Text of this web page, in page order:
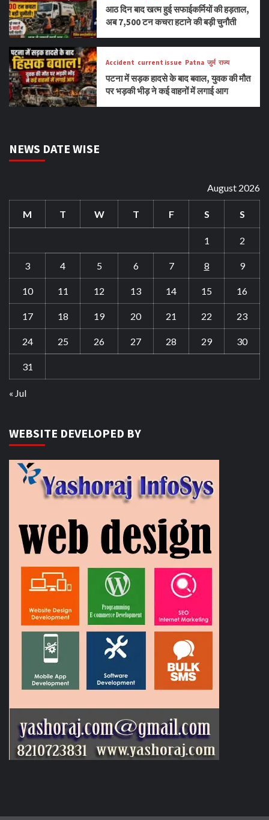
आठ दिन बाद खत्म हुई सफाईकर्मियों की हड़ताल,
अब 7,500 टन कचरा हटाने की बड़ी चुनौती
Accident current issue Patna जुर्म राज्य
पटना में सड़क हादसे के बाद बवाल, युवक की मौत
पर भड़की भीड़ ने कई वाहनों में लगाई आग
NEWS DATE WISE
August 2026
M T W T F S S
1 2
3 4 5 6 7 8 9
10 11 12 13 14 15 16
17 18 19 20 21 22 23
24 25 26 27 28 29 30
31
« Jul
WEBSITE DEVELOPED BY